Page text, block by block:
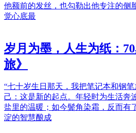
他额前的发丝，也勾勒出他专注的侧
觉心底最
岁月为墨，人生为纸：
旅》
“七十岁生日那天，我把笔记本和钢
己：这是新的起点。年轻时为生活奔
盐里的温暖；如今鬓角染霜，反而有
淀的智慧酿成